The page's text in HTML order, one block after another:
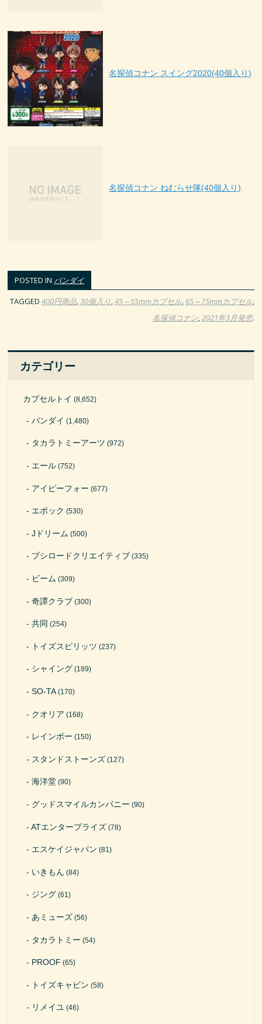
名探偵コナン スイング2020(40個入り)
名探偵コナン ねむらせ隊(40個入り)
POSTED INバンダイ
TAGGED 400円商品,30個入り,45～55mmカプセル, 65～75mmカプセル,
名探偵コナン,2021年3月発売.
カテゴリー
カプセルトイ (8,652)
バンダイ (1,480)
タカラトミーアーツ (972)
エール (752)
アイピーフォー (677)
エポック (530)
Jドリーム (500)
ブシロードクリエイティブ (335)
ビーム (309)
奇譚クラブ (300)
共同 (254)
トイズスピリッツ (237)
シャイング (189)
SO-TA(170)
クオリア (168)
レインボー (150)
スタンドストーンズ (127)
海洋堂 (90)
グッドスマイルカンパニー (90)
ATエンタープライズ (78)
エスケイジャパン (81)
いきもん (84)
ジング (61)
あミューズ (56)
タカラトミー (54)
PROOF (65)
トイズキャビン (58)
リメイユ (46)